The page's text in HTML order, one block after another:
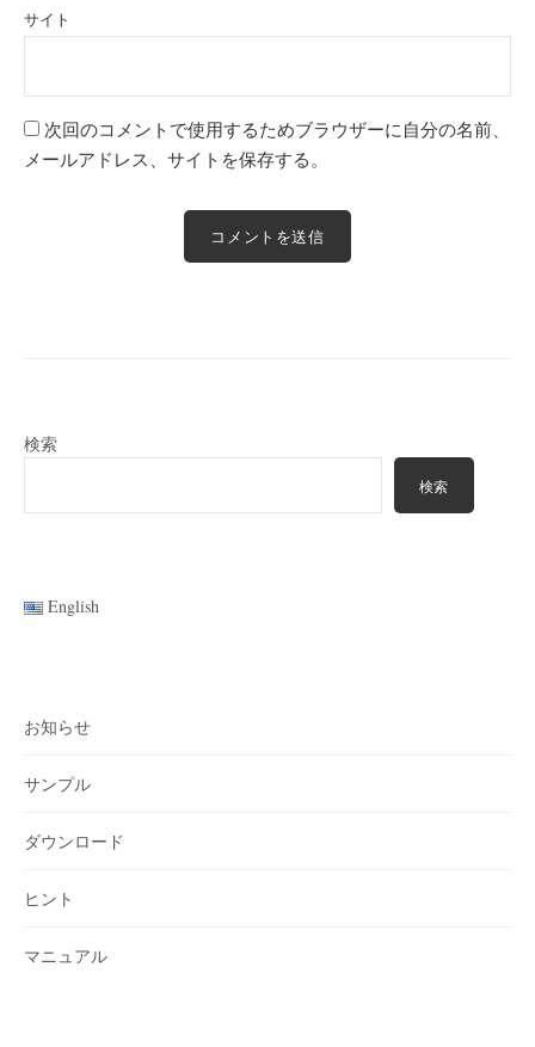
サイト
次回のコメントで使用するためブラウザーに自分の名前、
メールアドレス、サイトを保存する。
検索
検索
English
お知らせ
サンプル
ダウンロード
ヒント
マニュアル